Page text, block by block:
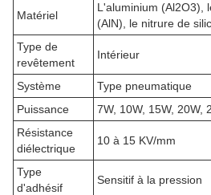
Matériel
L'aluminium (Al2O3),
(AlN), le nitrure de
Type de
revêtement
Intérieur
Système
Type pneumatique
Puissance
7W, 10W, 15W, 20W,
Résistance
diélectrique
10 à 15 KV/mm
Type
d'adhésif
Sensitif à la pression